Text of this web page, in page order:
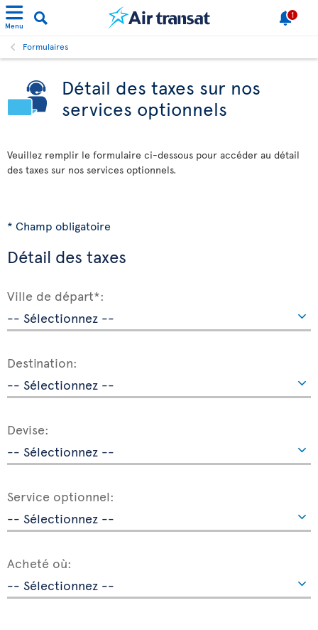
Menu
1
Formulaires
Détail des taxes sur nos
services optionnels
Veuillez remplir le formulaire ci-dessous pour accéder au détail
des taxes sur nos services optionnels.
* Champ obligatoire
Détail des taxes
Ville de départ*:
Destination:
Devise:
Service optionnel:
Acheté où: